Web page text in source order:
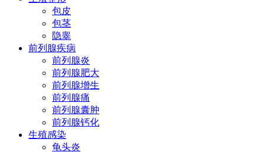
包皮
包茎
隐睾
前列腺疾病
前列腺炎
前列腺肥大
前列腺增生
前列腺痛
前列腺囊肿
前列腺钙化
生殖感染
龟头炎